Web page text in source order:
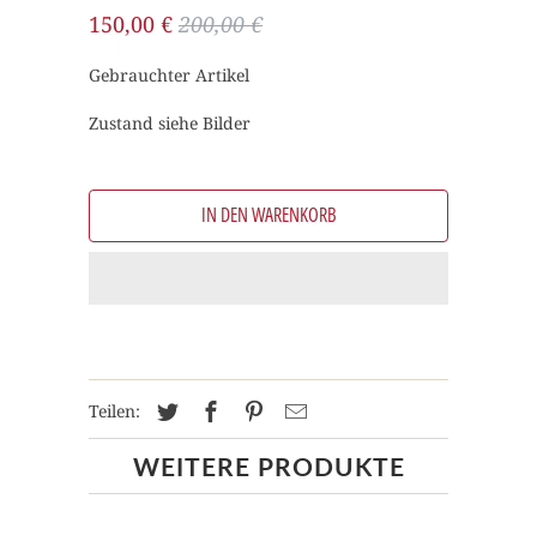
150,00 € 200,00 €
Gebrauchter Artikel
Zustand siehe Bilder
IN DEN WARENKORB
Teilen:
WEITERE PRODUKTE